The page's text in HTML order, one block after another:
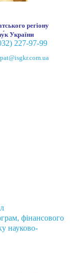
регіону
України
227-97-99
фінансового
науково-